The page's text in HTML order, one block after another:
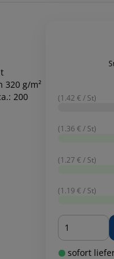
320 g/m²
200
(1.42 € / St)
(1.36 € / St)
(1.27 € / St)
(1.19 € / St)
Menge
sofort